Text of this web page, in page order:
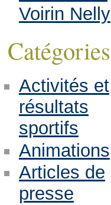
Voirin Nelly
Catégories
Activités et
résultats
sportifs
Animations
Articles de
presse